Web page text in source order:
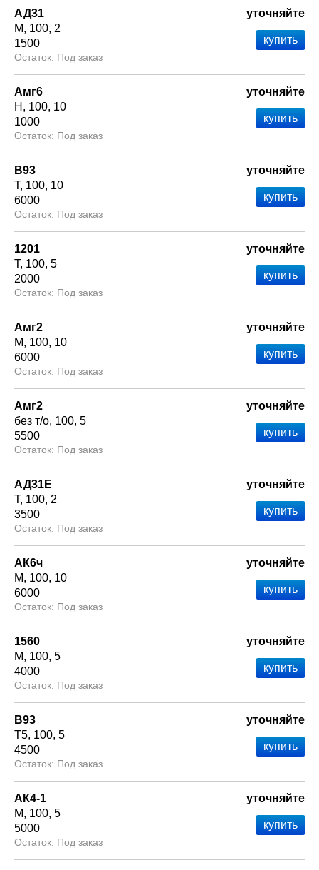
АД31
М
100 2
1500
Под заказ
уточняйте
Амг6
Н
100 10
1000
Под заказ
уточняйте
В93
Т 100 10
6000
Под заказ
уточняйте
1201
Т 100 5
2000
Под заказ
уточняйте
Амг2
М
100 10
6000
Под заказ
уточняйте
Амг2
без т/о 100 5
5500
Под заказ
уточняйте
АД31Е
Т 100 2
3500
Под заказ
уточняйте
АК6ч
М
100 10
6000
Под заказ
уточняйте
1560
М
100 5
4000
Под заказ
уточняйте
В93
Т5 100 5
4500
Под заказ
уточняйте
АК4-1
М
100 5
5000
Под заказ
уточняйте